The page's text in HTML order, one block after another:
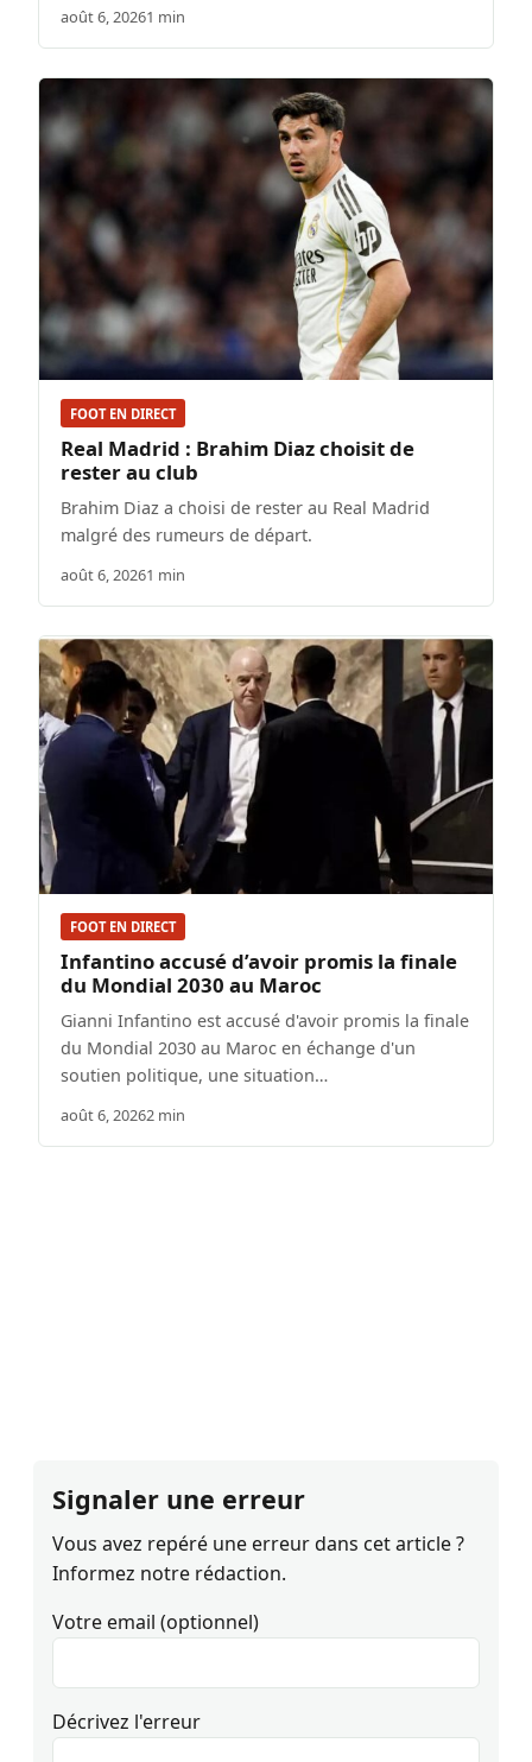
août 6, 20261 min
FOOT EN DIRECT
Real Madrid : Brahim Diaz choisit de
rester au club
Brahim Diaz a choisi de rester au Real Madrid
malgré des rumeurs de départ.
août 6, 20261 min
FOOT EN DIRECT
Infantino accusé d’avoir promis la finale
du Mondial 2030 au Maroc
Gianni Infantino est accusé d'avoir promis la finale
du Mondial 2030 au Maroc en échange d'un
soutien politique, une situation…
août 6, 20262 min
Signaler une erreur
Vous avez repéré une erreur dans cet article ?
Informez notre rédaction.
Votre email (optionnel)
Décrivez l'erreur